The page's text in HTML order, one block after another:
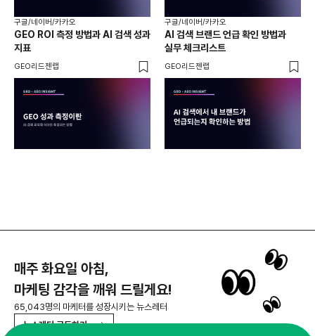
구글/네이버/카카오
GEO ROI 측정 방법과 AI 검색 성과
지표
GEO리드젠랩
구글/네이버/카카오
AI 검색 브랜드 언급 확인 방법과
실무 체크리스트
GEO리드젠랩
매주 화요일 아침,
마케팅 감각을 깨워 드릴게요!
65,043명의 마케터를 성장시키는 뉴스레터
뉴스레터 구독하기